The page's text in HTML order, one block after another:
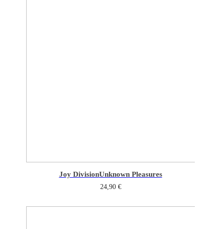
Joy DivisionUnknown Pleasures
24,90 €